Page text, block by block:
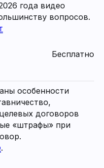
года видео
вопросов.
Бесплатно
особенности
договоров
«штрафы» при
.